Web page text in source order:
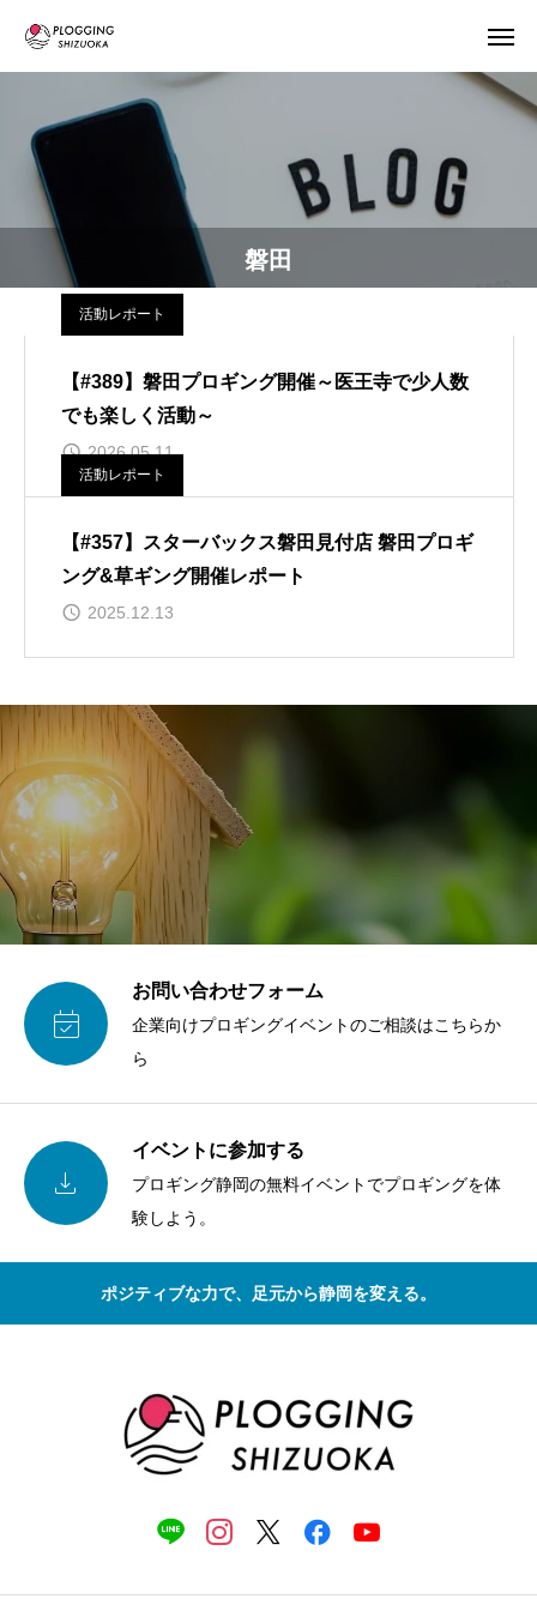
磐田
活動レポート
【#389】磐田プロギング開催～医王寺で少人数
でも楽しく活動～
2026.05.11
活動レポート
【#357】スターバックス磐田見付店 磐田プロギ
ング&草ギング開催レポート
2025.12.13

お問い合わせフォーム
企業向けプロギングイベントのご相談はこちらか
ら

イベントに参加する
プロギング静岡の無料イベントでプロギングを体
験しよう。
ポジティブな力で、足元から静岡を変える。